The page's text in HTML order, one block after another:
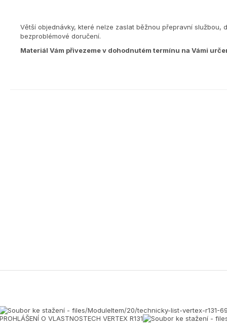
Větší objednávky, které nelze zaslat běžnou přepravní službou,
bezproblémové doručení.
Materiál Vám přivezeme v dohodnutém termínu na Vámi
PROHLÁŠENÍ O VLASTNOSTECH VERTEX R131